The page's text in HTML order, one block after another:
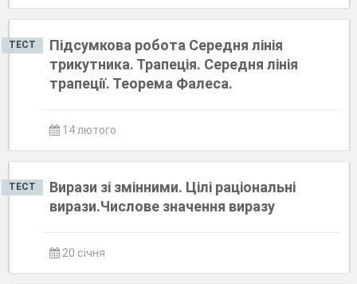
ТЕСТ
Підсумкова робота Середня лінія
трикутника. Трапеція. Середня лінія
трапеції. Теорема Фалеса.
14 лютого
ТЕСТ
Вирази зі змінними. Цілі раціональні
вирази.Числове значення виразу
20 січня